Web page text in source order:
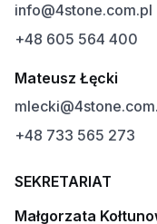
info@4stone.com.pl
+48 605 564 400
Mateusz Łęcki
+48 733 565 273
SEKRETARIAT
Małgorzata